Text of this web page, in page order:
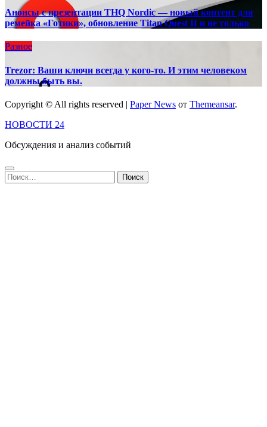
Анонсы с презентации THQ Nordic — новый контент для
ремейка «Готики», обновление Titan Quest II и не только
Разное
Trezor: Ваши ключи всегда у кого-то. И этим человеком
должны быть вы.
Copyright © All rights reserved | Paper News от Themeansar.
НОВОСТИ 24
Обсуждения и анализ событий
Найти: